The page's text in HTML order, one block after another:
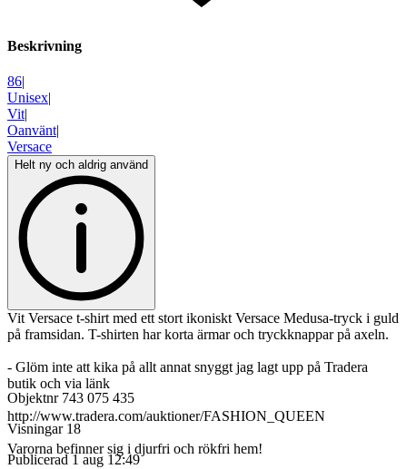
Beskrivning
86|
Unisex|
Vit|
Oanvänt|
Versace
Helt ny och aldrig använd
Vit Versace t-shirt med ett stort ikoniskt Versace Medusa-tryck i guld
på framsidan. T-shirten har korta ärmar och tryckknappar på axeln.
- Glöm inte att kika på allt annat snyggt jag lagt upp på Tradera
butik och via länk
http://www.tradera.com/auktioner/FASHION_QUEEN
Varorna befinner sig i djurfri och rökfri hem!
Objektnr 743 075 435
Visningar 18
Publicerad 1 aug 12:49